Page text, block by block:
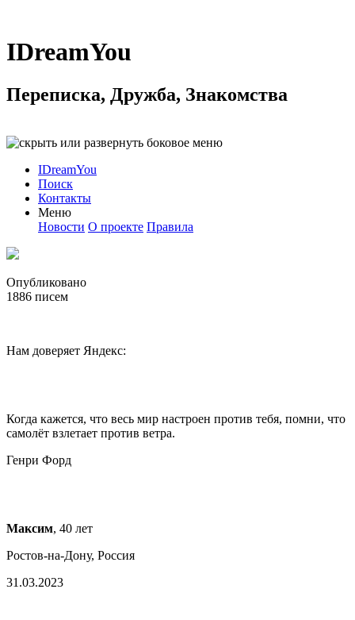
IDreamYou
Переписка, Дружба, Знакомства
IDreamYou
Поиск
Контакты
Меню
Новости О проекте Правила
Опубликовано
1886 писем
Нам доверяет Яндекс:
Когда кажется, что весь мир настроен против тебя, помни, что
самолёт взлетает против ветра.
Генри Форд
Максим, 40 лет
Ростов-на-Дону, Россия
31.03.2023